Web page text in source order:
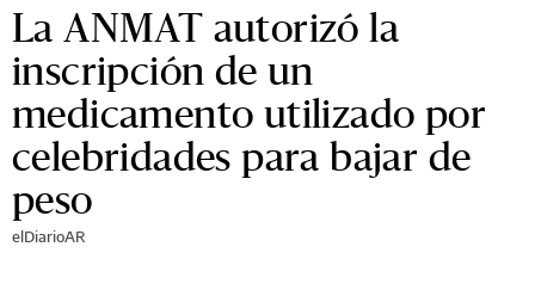
La ANMAT autorizó la
inscripción de un
medicamento utilizado por
celebridades para bajar de
peso
elDiarioAR